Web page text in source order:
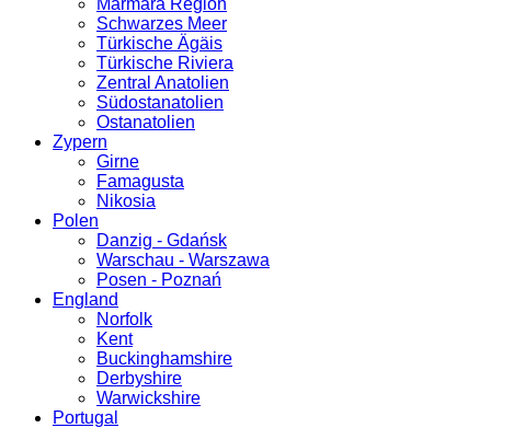
Marmara Region
Schwarzes Meer
Türkische Ägäis
Türkische Riviera
Zentral Anatolien
Südostanatolien
Ostanatolien
Zypern
Girne
Famagusta
Nikosia
Polen
Danzig - Gdańsk
Warschau - Warszawa
Posen - Poznań
England
Norfolk
Kent
Buckinghamshire
Derbyshire
Warwickshire
Portugal